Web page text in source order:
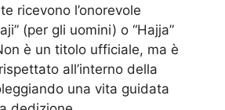
ricevono l’onorevole
(per gli uomini) o “Hajja”
è un titolo ufficiale, ma è
all’interno della
una vita guidata